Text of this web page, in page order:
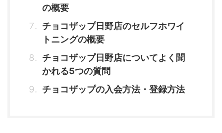
の概要
チョコザップ日野店のセルフホワイ
トニングの概要
チョコザップ日野店についてよく聞
かれる5つの質問
チョコザップの入会方法・登録方法